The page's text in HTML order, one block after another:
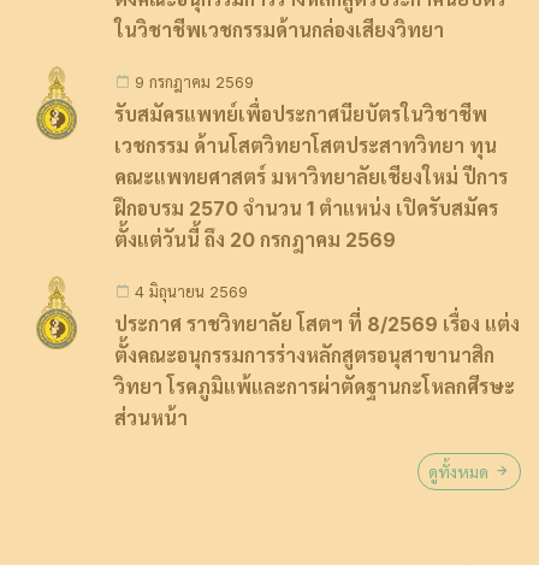
ในวิชาชีพเวชกรรมด้านกล่องเสียงวิทยา
9 กรกฎาคม 2569
รับสมัครแพทย์เพื่อประกาศนียบัตรในวิชาชีพ
เวชกรรม ด้านโสตวิทยาโสตประสาทวิทยา ทุน
คณะแพทยศาสตร์ มหาวิทยาลัยเชียงใหม่ ปีการ
ฝึกอบรม 2570 จำนวน 1 ตำแหน่ง เปิดรับสมัคร
ตั้งแต่วันนี้ ถึง 20 กรกฎาคม 2569
4 มิถุนายน 2569
ประกาศ ราชวิทยาลัย โสตฯ ที่ 8/2569 เรื่อง แต่ง
ตั้งคณะอนุกรรมการร่างหลักสูตรอนุสาขานาสิก
วิทยา โรคภูมิแพ้และการผ่าตัดฐานกะโหลกศีรษะ
ส่วนหน้า
ดูทั้งหมด